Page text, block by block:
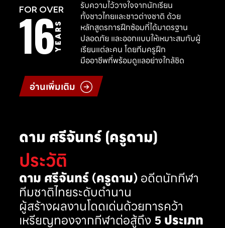
FOR OVER
16YEARS
รับความไว้วางใจจากนักเรียน
ทั้งชาวไทยและชาวต่างชาติ ด้วย
หลักสูตรการฝึกซ้อมที่ได้มาตรฐาน
ปลอดภัย และออกแบบให้เหมาะสมกับผู้
เรียนแต่ละคน โดยทีมครูฝึก
มืออาชีพที่พร้อมดูแลอย่างใกล้ชิด
อ่านเพิ่มเติม
ดาม ศรีจันทร์ (ครูดาม)
ประวัติ
ดาม ศรีจันทร์ (ครูดาม)อดีตนักกีฬา
ทีมชาติไทยระดับตำนาน
ผู้สร้างผลงานโดดเด่นด้วยการคว้า
เหรียญทองจากกีฬาต่อสู้ถึง 5 ประเภท